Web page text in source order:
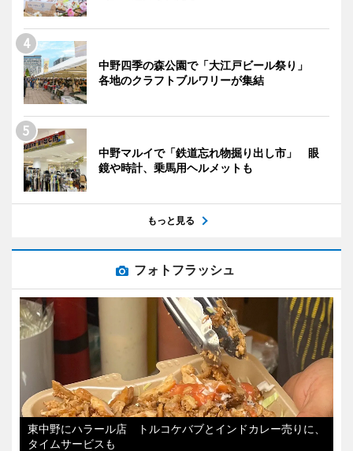
中野四季の森公園で「大江戸ビール祭り」
各地のクラフトブルワリーが集結
中野マルイで「鉄道忘れ物掘り出し市」 眼
鏡や時計、乗馬用ヘルメットも
もっと見る
フォトフラッシュ
東中野にハラール店 トルコケバブとインドカレー売りに、
タイムサービスも